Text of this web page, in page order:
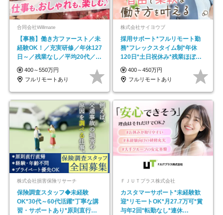
合同会社Willmate
【事務】働き方ファースト／未
経験OK！／充実研修／年休127
日～／残業なし／平均20代／リ
モートOK
400～550万円
フルリモートあり
株式会社サイヨウブ
採用サポート*フルリモート勤
務*フレックスタイム制*年休
120日*土日祝休み*残業ほぼな
し*育児中社員8割以上
400～450万円
フルリモートあり
株式会社損害保険リサーチ
保険調査スタッフ◆未経験
OK*30代～60代活躍*丁寧な講
習・サポートあり*原則直行直
ＦＪＵＴプラス株式会社
カスタマーサポート*未経験歓
迎*リモートOK*月27.7万可*賞
与年2回*転勤なし*連休